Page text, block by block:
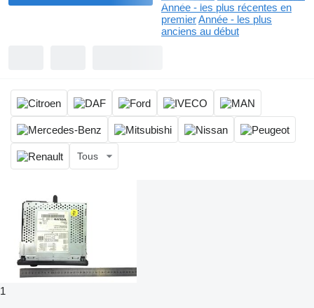
Année - les plus récentes en
premierAnnée - les plus
anciens au début
Tous
1